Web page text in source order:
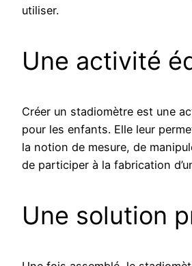
utiliser.
Une activité
Créer un stadiomètre est une
pour les enfants. Elle leur
la notion de mesure, de
de participer à la fabrication
Une solution